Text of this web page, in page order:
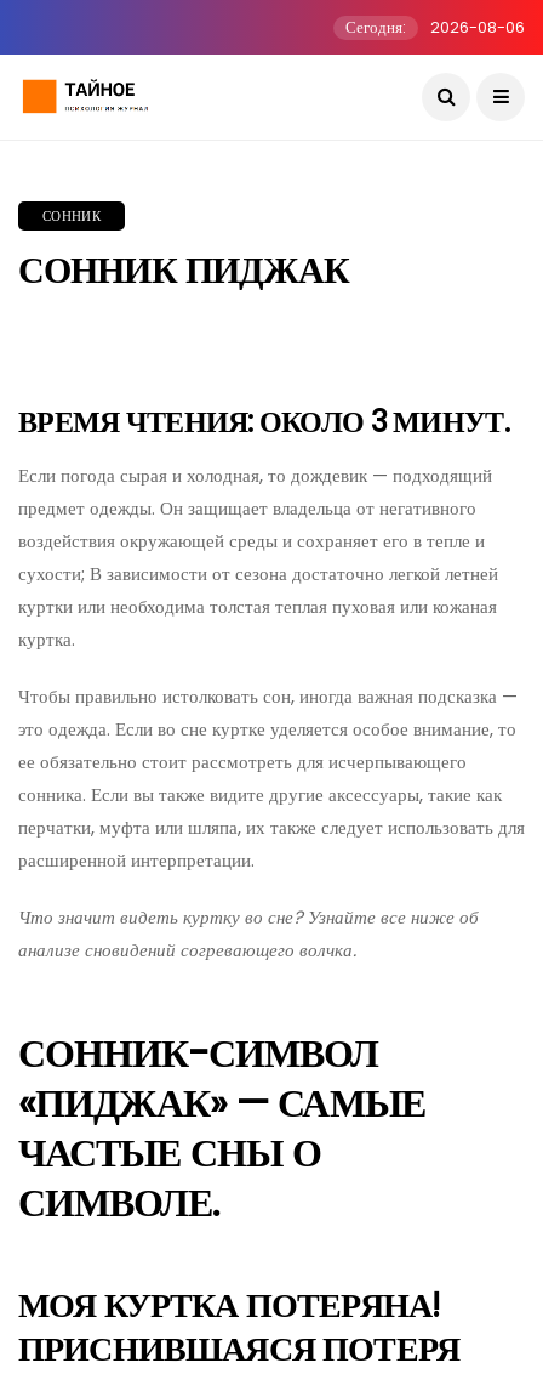
Сегодня: 2026-08-06
СОННИК
СОННИК ПИДЖАК
ВРЕМЯ ЧТЕНИЯ: ОКОЛО 3 МИНУТ.
Если погода сырая и холодная, то дождевик — подходящий
предмет одежды. Он защищает владельца от негативного
воздействия окружающей среды и сохраняет его в тепле и
сухости; В зависимости от сезона достаточно легкой летней
куртки или необходима толстая теплая пуховая или кожаная
куртка.
Чтобы правильно истолковать сон, иногда важная подсказка —
это одежда. Если во сне куртке уделяется особое внимание, то
ее обязательно стоит рассмотреть для исчерпывающего
сонника. Если вы также видите другие аксессуары, такие как
перчатки, муфта или шляпа, их также следует использовать для
расширенной интерпретации.
Что значит видеть куртку во сне? Узнайте все ниже об
анализе сновидений согревающего волчка.
СОННИК-СИМВОЛ
«ПИДЖАК» — САМЫЕ
ЧАСТЫЕ СНЫ О
СИМВОЛЕ.
МОЯ КУРТКА ПОТЕРЯНА!
ПРИСНИВШАЯСЯ ПОТЕРЯ